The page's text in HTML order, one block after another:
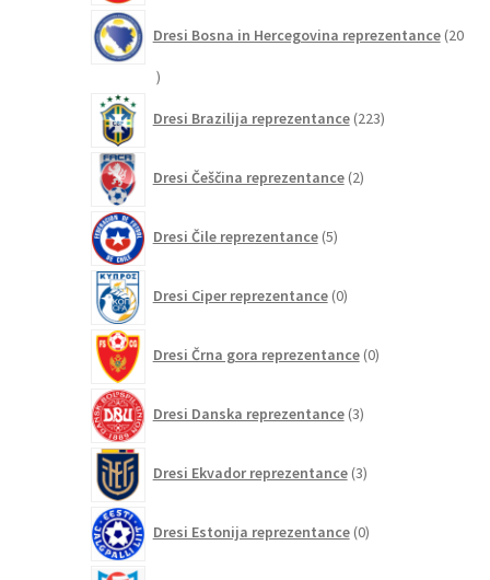
Dresi Bosna in Hercegovina reprezentance 20
20
Dresi Brazilija reprezentance 223izdelkov
Dresi Češčina reprezentance 2izdelka
Dresi Čile reprezentance 5izdelkov
Dresi Ciper reprezentance 0izdelkov
Dresi Črna gora reprezentance 0izdelkov
Dresi Danska reprezentance 3izdelki
Dresi Ekvador reprezentance 3izdelki
Dresi Estonija reprezentance 0izdelkov